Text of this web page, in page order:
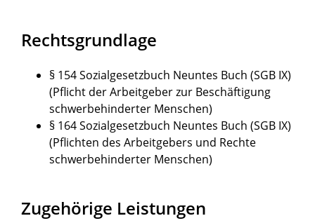
Rechtsgrundlage
§ 154 Sozialgesetzbuch Neuntes Buch (SGB IX)
(Pflicht der Arbeitgeber zur Beschäftigung
schwerbehinderter Menschen)
§ 164 Sozialgesetzbuch Neuntes Buch (SGB IX)
(Pflichten des Arbeitgebers und Rechte
schwerbehinderter Menschen)
Zugehörige Leistungen